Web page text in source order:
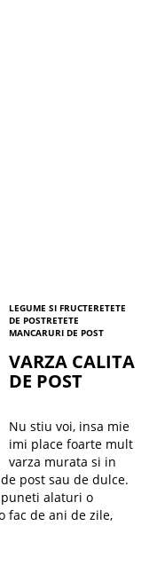
LEGUME SI FRUCTERETETE
DE POSTRETETE
MANCARURI DE POST
VARZA CALITA
DE POST
Nu stiu voi, insa mie
imi place foarte mult
varza murata si in
post sau de dulce.
puneti alaturi o
fac de ani de zile,